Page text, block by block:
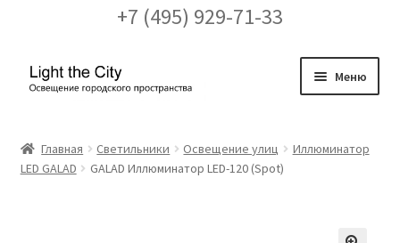
+7 (495) 929-71-33
Перейти
Перейти
Меню
FAQ про кронштейны
Главная Светильники Освещение улиц
Иллюминатор
LED GALAD
GALAD Иллюминатор LED-120 (Spot)